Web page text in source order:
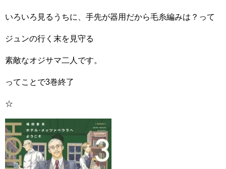
いろいろ見るうちに、手先が器用だから毛糸編みは？って
ジュンの行く末を見守る
素敵なオジサマ二人です。
ってことで3巻終了
☆